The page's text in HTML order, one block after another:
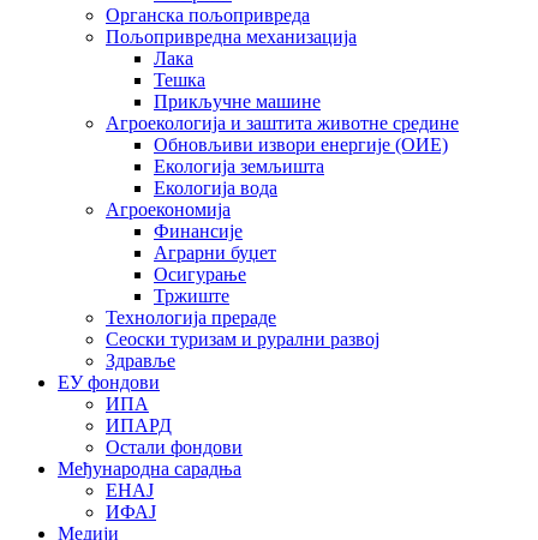
Органска пољопривреда
Пољопривредна механизација
Лака
Тешка
Прикључне машине
Агроекологија и заштита животне средине
Обновљиви извори енергије (ОИЕ)
Екологија земљишта
Екологија вода
Агроекономија
Финансије
Аграрни буџет
Осигурање
Тржиште
Технологија прераде
Сеоски туризам и рурални развој
Здравље
ЕУ фондови
ИПА
ИПАРД
Остали фондови
Међународна сарадња
ЕНАЈ
ИФАЈ
Медији